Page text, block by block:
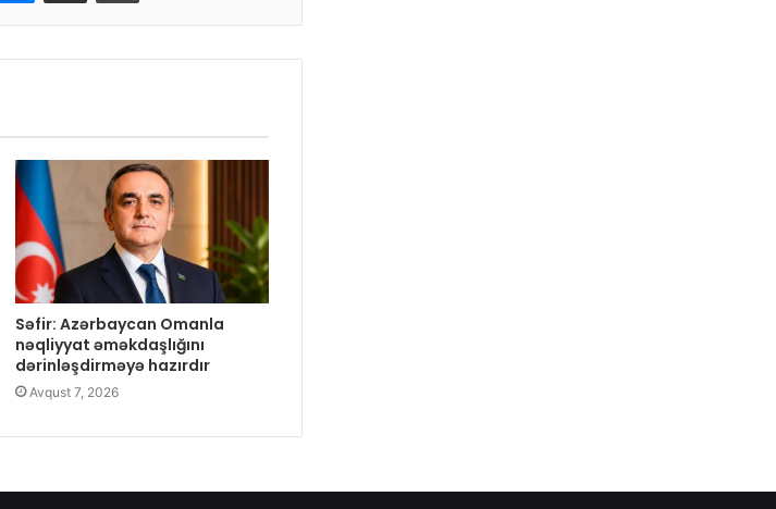
Səfir: Azərbaycan Omanla
nəqliyyat əməkdaşlığını
dərinləşdirməyə hazırdır
Avqust 7, 2026